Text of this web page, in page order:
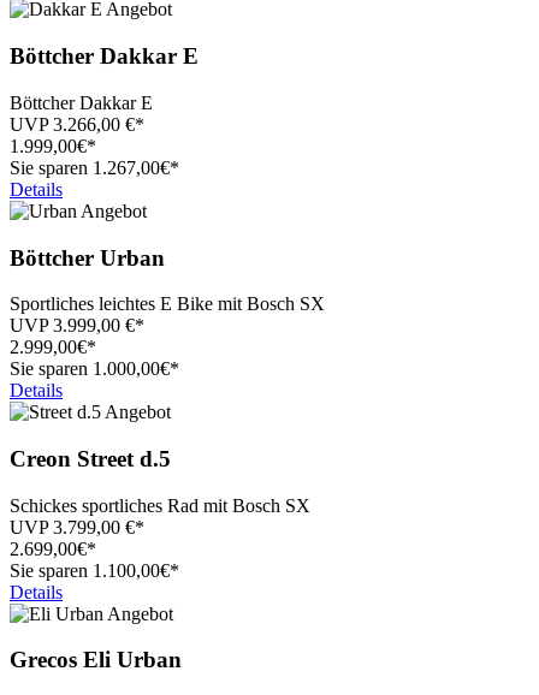
Böttcher Dakkar E
Böttcher Dakkar E
UVP3.266,00 €*
1.999,00€*
Sie sparen 1.267,00€*
Details
Böttcher Urban
Sportliches leichtes E Bike mit Bosch SX
UVP3.999,00 €*
2.999,00€*
Sie sparen 1.000,00€*
Details
Creon Street d.5
Schickes sportliches Rad mit Bosch SX
UVP3.799,00 €*
2.699,00€*
Sie sparen 1.100,00€*
Details
Grecos Eli Urban